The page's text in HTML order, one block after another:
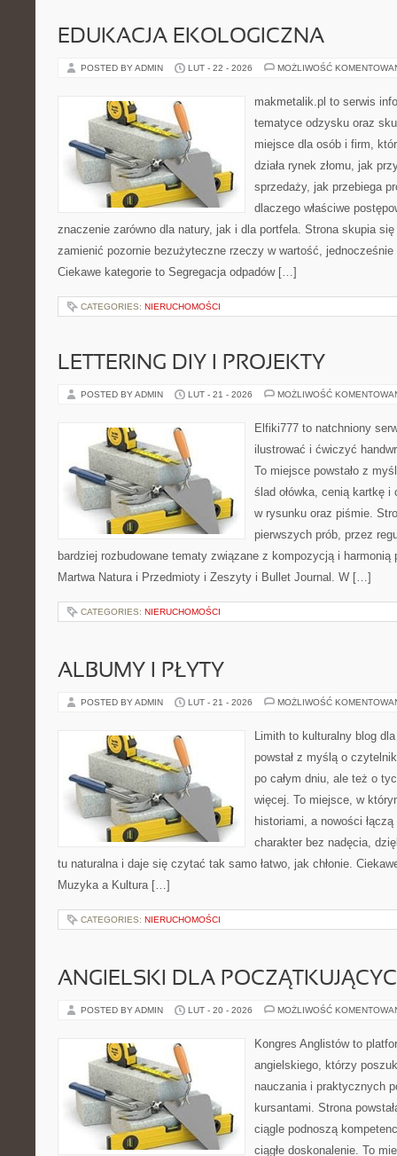
EDUKACJA EKOLOGICZNA
POSTED BY ADMIN LUT - 22 - 2026 MOŻLIWOŚĆ
makmetalik.pl to serwis
tematyce odzysku oraz
miejsce dla osób i firm,
działa rynek złomu, jak
sprzedaży, jak przebiega
dlaczego właściwe
znaczenie zarówno dla natury, jak i dla portfela. Strona skupia
zamienić pozornie bezużyteczne rzeczy w wartość,
Ciekawe kategorie to Segregacja odpadów […]
CATEGORIES: NIERUCHOMOŚCI
LETTERING DIY I PROJEKTY
POSTED BY ADMIN LUT - 21 - 2026 MOŻLIWOŚĆ
Elfiki777 to natchniony
ilustrować i ćwiczyć
To miejsce powstało z
ślad ołówka, cenią kartkę i
w rysunku oraz piśmie.
pierwszych prób, przez
bardziej rozbudowane tematy związane z kompozycją i
Martwa Natura i Przedmioty i Zeszyty i Bullet Journal. W […]
CATEGORIES: NIERUCHOMOŚCI
ALBUMY I PŁYTY
POSTED BY ADMIN LUT - 21 - 2026 MOŻLIWOŚĆ
Limith to kulturalny blog
powstał z myślą o
po całym dniu, ale też o
więcej. To miejsce, w
historiami, a nowości
charakter bez nadęcia,
tu naturalna i daje się czytać tak samo łatwo, jak chłonie.
Muzyka a Kultura […]
CATEGORIES: NIERUCHOMOŚCI
ANGIELSKI DLA
POSTED BY ADMIN LUT - 20 - 2026 MOŻLIWOŚĆ
Kongres Anglistów to
angielskiego, którzy
nauczania i praktycznych
kursantami. Strona
ciągle podnoszą
ciągłe doskonalenie. To